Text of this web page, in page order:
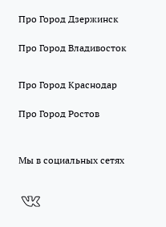
Про Город Дзержинск
Про Город Владивосток
Про Город Краснодар
Про Город Ростов
Мы в социальных сетях